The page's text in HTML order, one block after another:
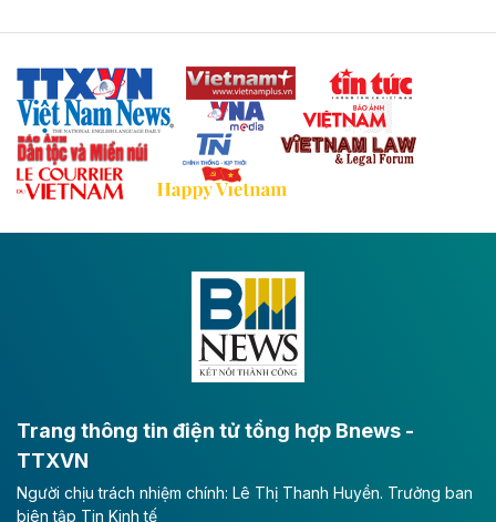
Thái Nguyên và các tỉnh trung du, miền núi phía Bắc
với hệ thống cửa khẩu quốc tế tại Lạng Sơn.
Theo baodautu.vn
Đề xuất đầu tư 11.500 tỷ đồng xây dựng cao
tốc CT.11 qua Ninh Bình
Đông A dài khoảng 25,1 km được kỳ vọng sẽ tạo động
lực phát triển kinh tế - xã hội khu vực phía Nam đồng
Long Thành
Tổng công ty Cảng hàng không Việt Nam - CTCP
(ACV) vừa lập kỷ lục mới về lợi nhuận trong quý
Trang thông tin điện tử tổng hợp Bnews -
TTXVN
Người chịu trách nhiệm chính: Lê Thị Thanh Huyền. Trưởng ban
biên tập Tin Kinh tế